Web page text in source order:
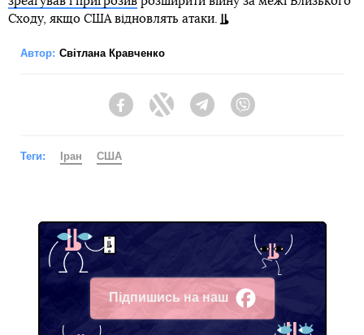
Сходу, якщо США відновлять атаки.
Автор: Світлана Кравченко
FacebookTwitter Telegram
Теги: Іран США
Підпишись на наш
Facebook